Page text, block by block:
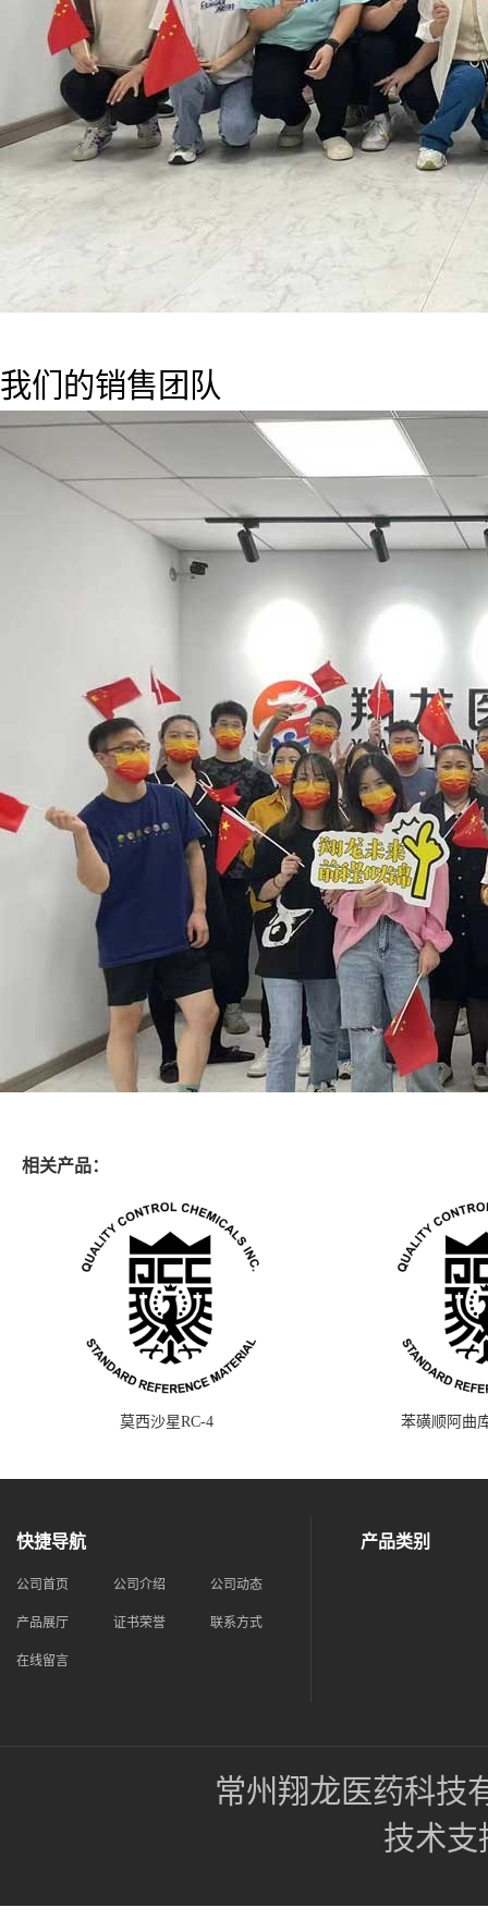
我们的销售团队
相关产品：
莫西沙星RC-4 苯磺顺阿曲
快捷导航
公司首页 公司介绍 公司动态
产品展厅 证书荣誉 联系方式
在线留言
产品类别
常州翔龙医药科技
技术